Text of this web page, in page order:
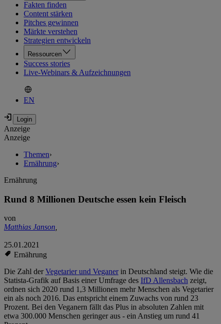
Fakten finden
Content stärken
Pitches gewinnen
Märkte verstehen
Strategien entwickeln
Ressourcen
Success stories
Live-Webinars & Aufzeichnungen
EN
Anzeige
Anzeige
Themen›
Ernährung›
Ernährung
Rund 8 Millionen Deutsche essen kein Fleisch
von
Matthias Janson,
25.01.2021
Ernährung
Die Zahl derVegetarier und Veganerin Deutschland steigt. Wie die
Statista-Grafik auf Basis einer Umfrage des IfD Allensbach zeigt,
ordnen sich 2020 rund 1,3 Millionen mehr Menschen als Vegetarier
ein als noch 2016. Das entspricht einem Zuwachs von rund 23
Prozent. Bei den Veganern fällt das Plus in absoluten Zahlen mit
etwa 300.000 Menschen geringer aus - ein Anstieg um rund 41